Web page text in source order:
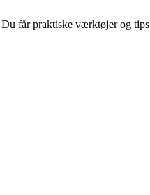
får praktiske værktøjer og